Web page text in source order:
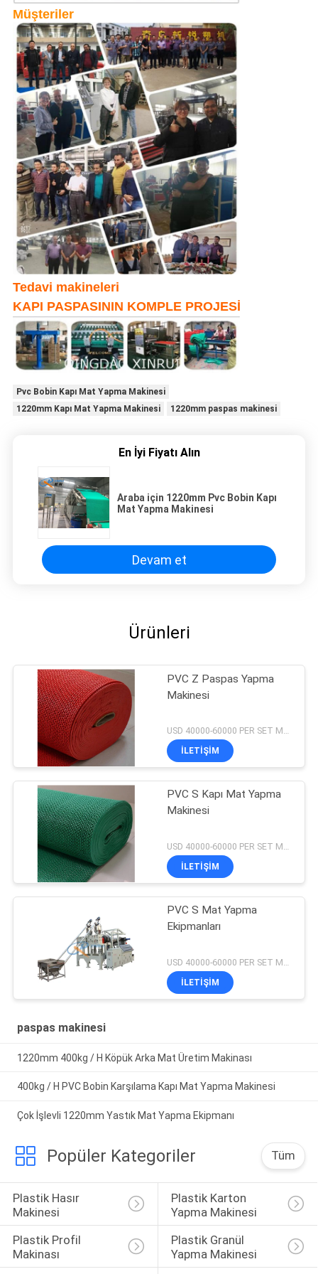
Müşteriler
Tedavi makineleri
KAPI PASPASININ KOMPLE PROJESİ
Pvc Bobin Kapı Mat Yapma Makinesi
1220mm Kapı Mat Yapma Makinesi
1220mm paspas makinesi
En İyi Fiyatı Alın
Araba için 1220mm Pvc Bobin Kapı
Mat Yapma Makinesi
Devam et
Ürünleri
PVC Z Paspas Yapma
Makinesi
USD 40000-60000 PER SET MOQ:1set
İLETIŞIM
PVC S Kapı Mat Yapma
Makinesi
İLETIŞIM
PVC S Mat Yapma
Ekipmanları
İLETIŞIM
paspas makinesi
1220mm 400kg / H Köpük Arka Mat Üretim Makinası
400kg / H PVC Bobin Karşılama Kapı Mat Yapma Makinesi
Çok İşlevli 1220mm Yastık Mat Yapma Ekipmanı
Popüler Kategoriler Tüm
Plastik Hasır
Makinesi
Plastik Karton
Yapma Makinesi
Plastik Profil
Makinası
Plastik Granül
Yapma Makinesi